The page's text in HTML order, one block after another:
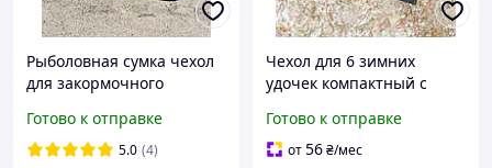
Рыболовная сумка чехол
для закормочного
Готово к отправке
5.0 (4)
Чехол для 6 зимних
удочек компактный с
переноски рыболовных
снастей Fisher
Готово к отправке
от56₴/мес